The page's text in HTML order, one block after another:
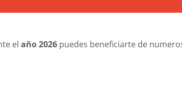
el año 2026 puedes beneficiarte de